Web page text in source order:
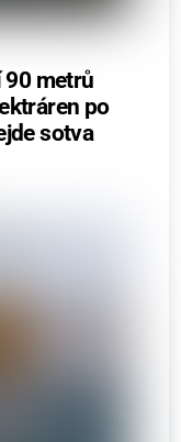
90 metrů
po
sotva